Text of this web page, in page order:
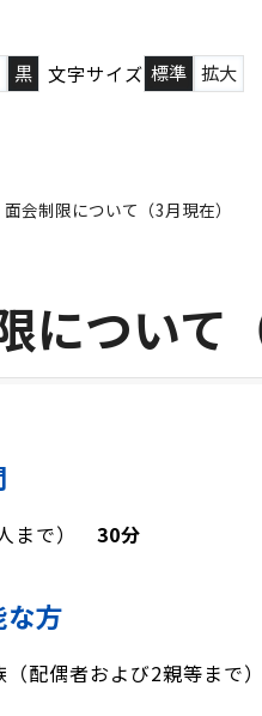
黒 文字サイズ 標準 拡大
面会制限について（3月現在）
限について
まで）30分
方
配偶者および2親等まで）